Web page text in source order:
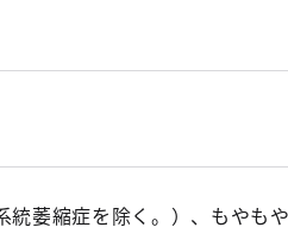
萎縮症を除く。）、もやも